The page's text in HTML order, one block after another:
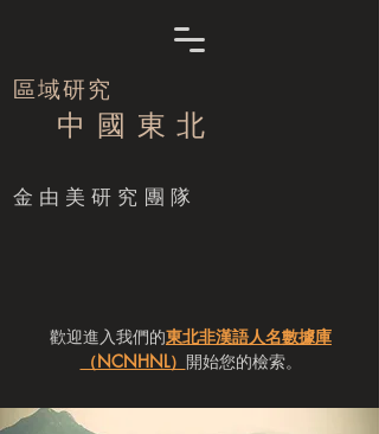
區域研究
中 國 東 北
​金由美研究團隊
歡迎進入我們的東北非漢語人名數據庫
（NCNHNL） 開始您的檢索。